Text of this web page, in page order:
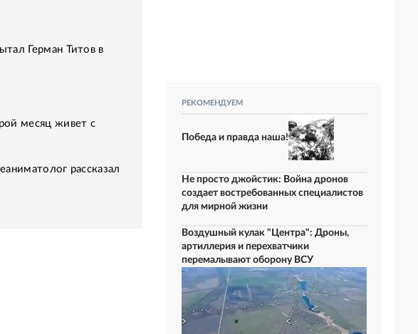
Герман Титов в
месяц живет с
рассказал
РЕКОМЕНДУЕМ
Победа и правда наша!
Не просто джойстик: Война дронов
создает востребованных специалистов
для мирной жизни
Воздушный кулак "Центра": Дроны,
артиллерия и перехватчики
перемалывают оборону ВСУ